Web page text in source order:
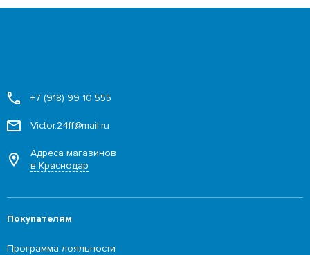
+7 (918) 99 10 555
Victor.24ff@mail.ru
Адреса магазинов
в Краснодар
Покупателям
Программа лояльности